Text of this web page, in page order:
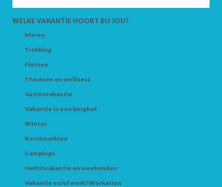
VOLWASSENEN
WELKE VAKANTIE HOORT BIJ JOU?
Meren
Trekking
Fietsen
Thermen en wellness
Gezinsvakantie
Vakantie in een berghut
Winter
Kerstmarkten
Campings
Herfstvakantie en weekenden
Vakantie en/of werk? Workation